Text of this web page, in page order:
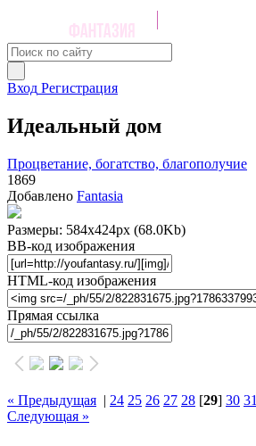
Вход Регистрация
Идеальный дом
Процветание, богатство, благополучие
1869
Добавлено Fantasia
Размеры: 584x424px (68.0Kb)
BB-код изображения
HTML-код изображения
Прямая ссылка
« Предыдущая | 24 25 26 27 28 [29] 30 31
Следующая »